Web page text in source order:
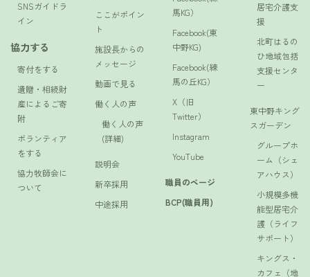
SNSガイドラ
イン
協力する
寄付をする
遺贈・相続財
産によるご寄
附
ボランティア
をする
協力牧師会に
ついて
ここがポイン
ト
施設長からの
メッセージ
動画で見る
働く人の声
働く人の声
(詳細)
説明会
新卒採用
中途採用
馬KG）
Facebook(東
中野KG)
Facebook(練
馬の丘KG）
X（旧
Twitter）
Instagram
YouTube
職員のページ
BCP(職員用)
居宅介護支
援
北町はるの
ひ地域包括
支援センタ
ー
東中野キング
スガーデン
グループホ
ーム（シェ
アハウス）
小規模多機
能型居宅介
護（ライフ
サポート）
キングス・
カフェ（地